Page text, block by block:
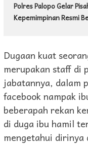
Polres Palopo Gelar
Kepemimpinan Resmi
Dugaan kuat
merupakan staff di
jabatannya, dalam
facebook nampak
beberapah rekan
di duga ibu hamil
mengetahui dirinya